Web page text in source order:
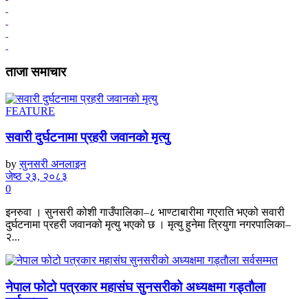
ताजा समाचार
FEATURE
सवारी दुर्घटनामा प्रहरी जवानको मृत्यु
by सुनसरी अनलाइन
जेष्ठ २३, २०८३
0
इनरुवा । सुनसरी कोशी गाउँपालिका–८ भाण्टाबारीमा गएराति भएको सवारी
दुर्घटनामा प्रहरी जवानको मृत्यु भएको छ । मृत्यु हुनेमा त्रियुगा नगरपालिका–
२...
नेपाल फोटो पत्रकार महासंघ सुनसरीको अध्यक्षमा गड्ताैला